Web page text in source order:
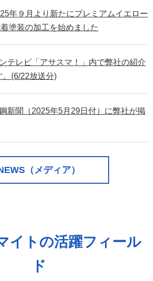
年９月より新たにプレミアムイエロー
塗装の加工を始めました
テレビ「アサスマ！」内で弊社の紹介
。(6/22放送分)
新聞（2025年5月29日付）に弊社が掲
（メディア）
イトの活躍フィール
ド